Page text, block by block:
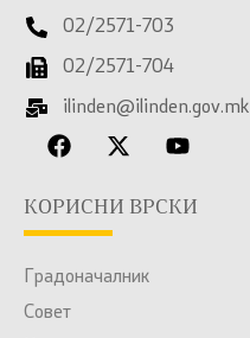
02/2571-703
02/2571-704
ilinden@ilinden.gov.mk
КОРИСНИ ВРСКИ
Градоначалник
Совет